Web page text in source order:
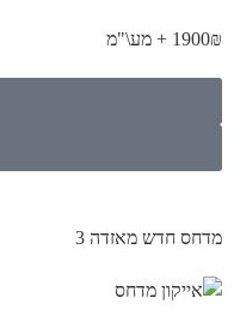
1900₪ + מע\"מ
מדחס חדש מאזדה 3